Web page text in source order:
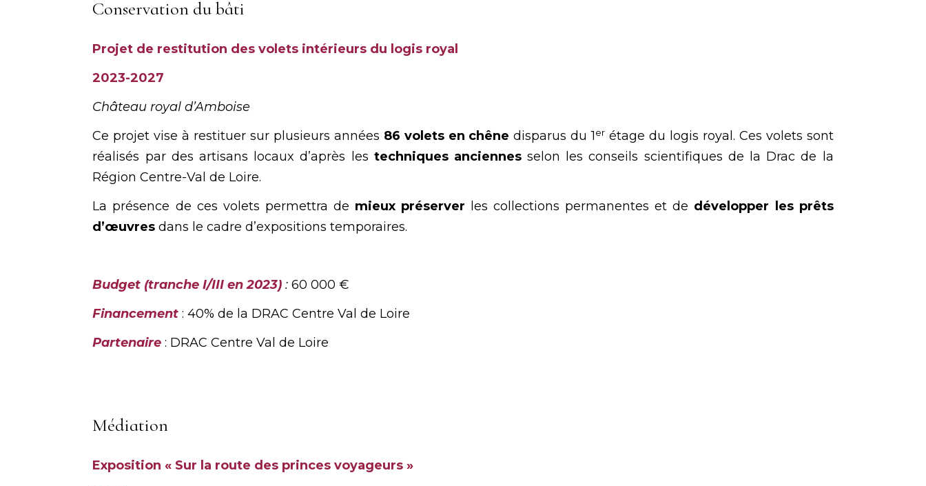
Conservation du bâti
Projet de restitution des volets intérieurs du logis royal
2023-2027
Château royal d’Amboise
Ce projet vise à restituer sur plusieurs années 86 volets en chêne disparus du 1er étage du logis royal. Ces volets sont
réalisés par des artisans locaux d’après les techniques anciennesselon les conseils scientifiques de la Drac de la
Région Centre-Val de Loire.
La présence de ces volets permettra de mieux préserver les collections permanentes et de développer les prêts
d’œuvres dans le cadre d’expositions temporaires.
Budget (tranche I/III en 2023) : 60 000 €
Financement : 40% de la DRAC Centre Val de Loire
Partenaire : DRAC Centre Val de Loire
Médiation
Exposition « Sur la route des princes voyageurs »